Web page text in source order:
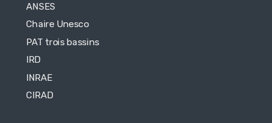
ANSES
Chaire Unesco
PAT trois bassins
IRD
INRAE
CIRAD